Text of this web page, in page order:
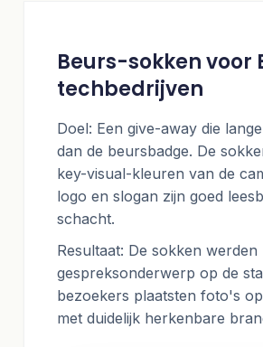
Beurs-sokken voor
techbedrijven
Doel: Een give-away die
dan de beursbadge. De
key-visual-kleuren van de
logo en slogan zijn goed
schacht.
Resultaat: De sokken werden
gespreksonderwerp op de
bezoekers plaatsten foto's
met duidelijk herkenbare